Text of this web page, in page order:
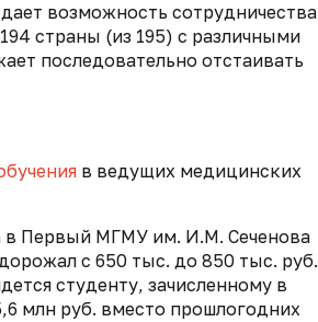
возможность сотрудничества
страны (из 195) с различными
последовательно отстаивать
в ведущих медицинских
в Первый МГМУ им. И.М. Сеченова
с 650 тыс. до 850 тыс. руб.
студенту, зачисленному в
млн руб. вместо прошлогодних